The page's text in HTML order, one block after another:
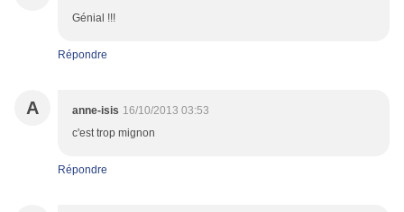
Génial !!!
Répondre
A anne-isis 16/10/2013 03:53
c'est trop mignon
Répondre